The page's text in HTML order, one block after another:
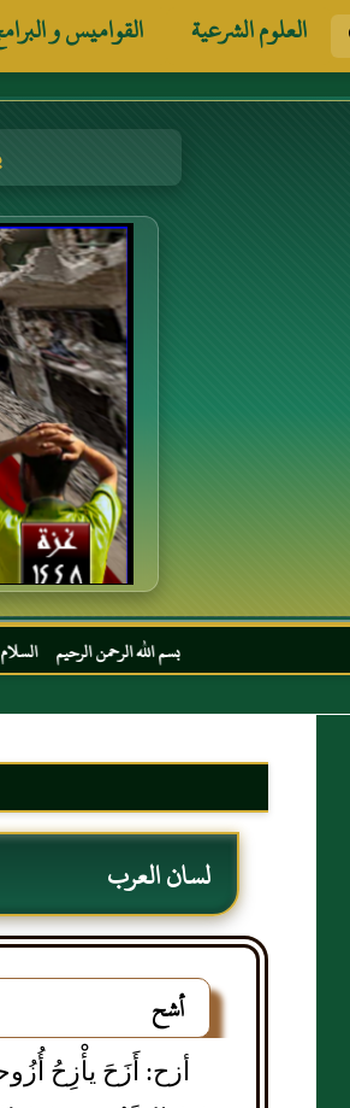
العلوم الشرعية القواميس و
بسم الله الرحمن الرحيم السلام عليكم و
لسان العرب
أشح
أزح: أَزَحَ يأْزِحُ